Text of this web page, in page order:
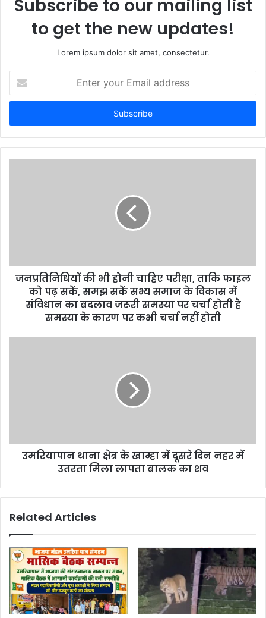
Subscribe to our mailing list
to get the new updates!
Lorem ipsum dolor sit amet, consectetur.
t
r
y
जनप्रतिनिधियों की भी होनी चाहिए परीक्षा, ताकि फाइल
को पढ़ सकें, समझ सकें सभ्य समाज के विकास में
संविधान का बदलाव जरूरी समस्या पर चर्चा होती है
समस्या के कारण पर कभी चर्चा नहीं होती
उमरियापान थाना क्षेत्र के खाम्हा में दूसरे दिन नहर में
उतरता मिला लापता बालक का शव
Related Articles